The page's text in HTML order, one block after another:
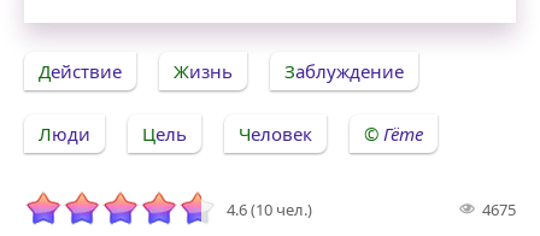
Действие Жизнь Заблуждение
Люди Цель Человек Гёте
4.6 (10 чел.) 4675